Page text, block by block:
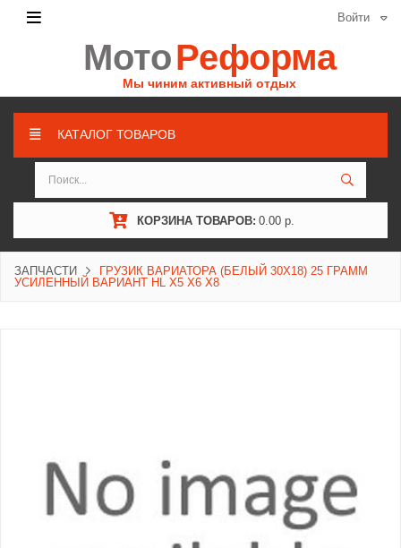
Войти
МотоРеформа
Мы чиним активный отдых
КАТАЛОГ ТОВАРОВ
КОРЗИНА ТОВАРОВ: 0.00 р.
ЗАПЧАСТИ
ГРУЗИК ВАРИАТОРА (БЕЛЫЙ 30X18) 25 ГРАММ
УСИЛЕННЫЙ ВАРИАНТ HL X5 X6 X8